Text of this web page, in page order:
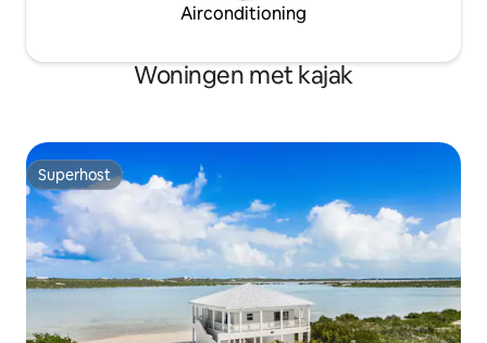
Airconditioning
Woningen met kajak
Superhost
Superhost